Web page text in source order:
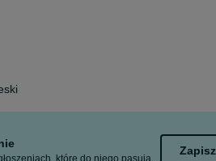
które do niego pasują.
Zapisz